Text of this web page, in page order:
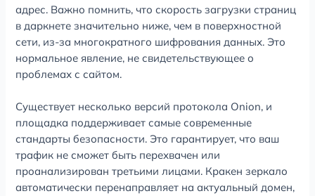
адрес. Важно помнить, что скорость загрузки страниц
в даркнете значительно ниже, чем в поверхностной
сети, из-за многократного шифрования данных. Это
нормальное явление, не свидетельствующее о
проблемах с сайтом.
Существует несколько версий протокола Onion, и
площадка поддерживает самые современные
стандарты безопасности. Это гарантирует, что ваш
трафик не сможет быть перехвачен или
проанализирован третьими лицами. Кракен зеркало
автоматически перенаправляет на актуальный домен,